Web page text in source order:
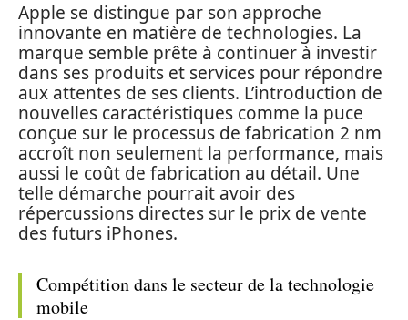
Apple se distingue par son approche
innovante en matière de technologies. La
marque semble prête à continuer à investir
dans ses produits et services pour répondre
aux attentes de ses clients. L’introduction de
nouvelles caractéristiques comme la puce
conçue sur le processus de fabrication 2 nm
accroît non seulement la performance, mais
aussi le coût de fabrication au détail. Une
telle démarche pourrait avoir des
répercussions directes sur le prix de vente
des futurs iPhones.
Compétition dans le secteur de la technologie
mobile